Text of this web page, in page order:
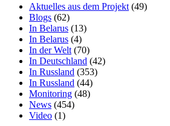
Aktuelles aus dem Projekt (49)
Blogs (62)
In Belarus (13)
In Belarus (4)
In der Welt (70)
In Deutschland (42)
In Russland (353)
In Russland (44)
Monitoring (48)
News (454)
Video (1)